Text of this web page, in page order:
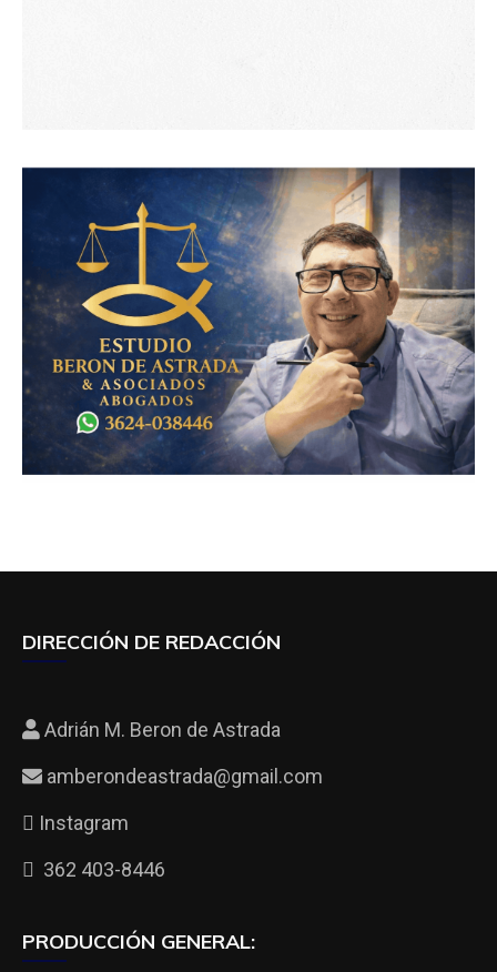
DIRECCIÓN DE REDACCIÓN
Adrián M. Beron de Astrada
amberondeastrada@gmail.com
Instagram
362 403-8446
PRODUCCIÓN GENERAL: